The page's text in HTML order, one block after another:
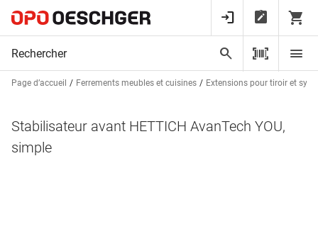
Page d’accueil Ferrements meubles et cuisines Extensions pour tiroir et
Stabilisateur avant HETTICH AvanTech YOU,
simple